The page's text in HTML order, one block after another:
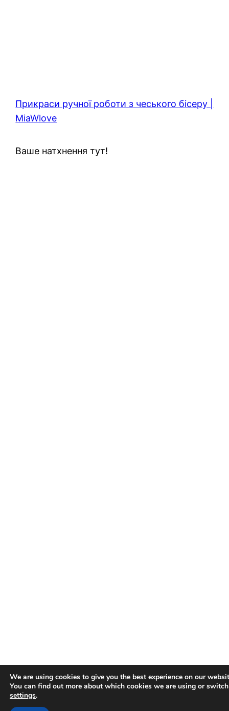
Прикраси ручної роботи з чеського бісеру |
MiaWlove
Ваше натхнення тут!
We are using cookies to give you the best experience on our
You can find out more about which cookies we are using or
settings.